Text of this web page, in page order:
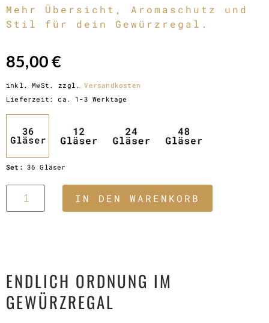
Mehr Übersicht, Aromaschutz und
Stil für dein Gewürzregal.
85,00€
inkl. MwSt. zzgl.Versandkosten
Lieferzeit:ca. 1-3 Werktage
Set: 36 Gläser
IN DEN WARENKORB
JETZT BESTELLEN
ENDLICH ORDNUNG IM
GEWÜRZREGAL